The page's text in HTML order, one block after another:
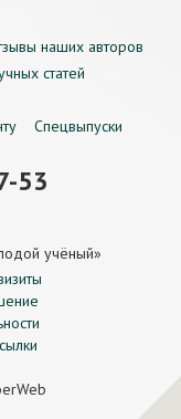
наших авторов
статей
Спецвыпуски
53
учёный»